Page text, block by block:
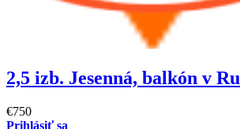
2,5 izb. Jesenná, balkón v
€750
Prihlásiť sa